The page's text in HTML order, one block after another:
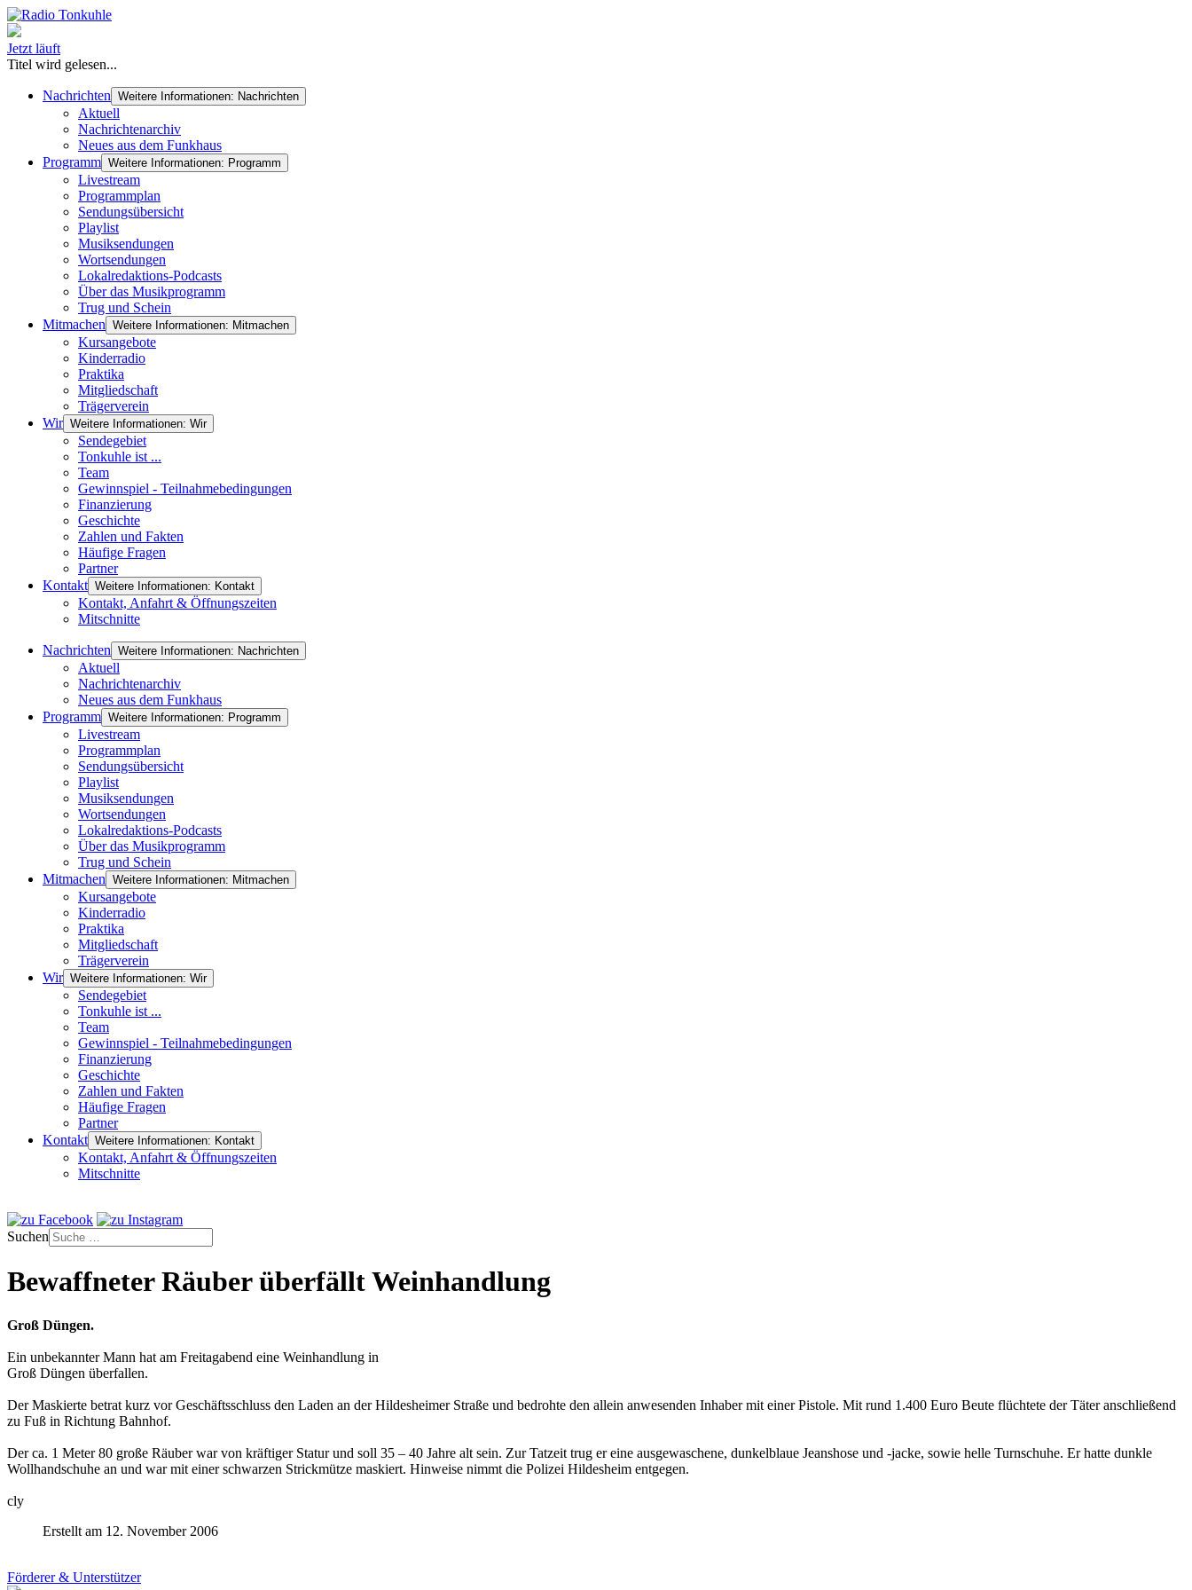
Jetzt läuft
Titel wird gelesen...
Nachrichten Weitere Informationen: Nachrichten
Aktuell
Nachrichtenarchiv
Neues aus dem Funkhaus
Programm Weitere Informationen: Programm
Livestream
Programmplan
Sendungsübersicht
Playlist
Musiksendungen
Wortsendungen
Lokalredaktions-Podcasts
Über das Musikprogramm
Trug und Schein
Mitmachen Weitere Informationen: Mitmachen
Kursangebote
Kinderradio
Praktika
Mitgliedschaft
Trägerverein
Wir Weitere Informationen: Wir
Sendegebiet
Tonkuhle ist ...
Team
Gewinnspiel - Teilnahmebedingungen
Finanzierung
Geschichte
Zahlen und Fakten
Häufige Fragen
Partner
Kontakt Weitere Informationen: Kontakt
Kontakt, Anfahrt & Öffnungszeiten
Mitschnitte
Nachrichten Weitere Informationen: Nachrichten
Aktuell
Nachrichtenarchiv
Neues aus dem Funkhaus
Programm Weitere Informationen: Programm
Livestream
Programmplan
Sendungsübersicht
Playlist
Musiksendungen
Wortsendungen
Lokalredaktions-Podcasts
Über das Musikprogramm
Trug und Schein
Mitmachen Weitere Informationen: Mitmachen
Kursangebote
Kinderradio
Praktika
Mitgliedschaft
Trägerverein
Wir Weitere Informationen: Wir
Sendegebiet
Tonkuhle ist ...
Team
Gewinnspiel - Teilnahmebedingungen
Finanzierung
Geschichte
Zahlen und Fakten
Häufige Fragen
Partner
Kontakt Weitere Informationen: Kontakt
Kontakt, Anfahrt & Öffnungszeiten
Mitschnitte
Suchen
Bewaffneter Räuber überfällt Weinhandlung
Groß Düngen.
Ein unbekannter Mann hat am Freitagabend eine Weinhandlung in
Groß Düngen überfallen.
Der Maskierte betrat kurz vor Geschäftsschluss den Laden an der Hildesheimer Straße und bedrohte den allein anwesenden Inhaber mit einer Pistole. Mit rund 1.400 Euro Beute flüchtete der Täter anschließend
zu Fuß in Richtung Bahnhof.
Der ca. 1 Meter 80 große Räuber war von kräftiger Statur und soll 35 – 40 Jahre alt sein. Zur Tatzeit trug er eine ausgewaschene, dunkelblaue Jeanshose und -jacke, sowie helle Turnschuhe. Er hatte dunkle
Wollhandschuhe an und war mit einer schwarzen Strickmütze maskiert. Hinweise nimmt die Polizei Hildesheim entgegen.
cly
Erstellt am 12. November 2006
Förderer & Unterstützer